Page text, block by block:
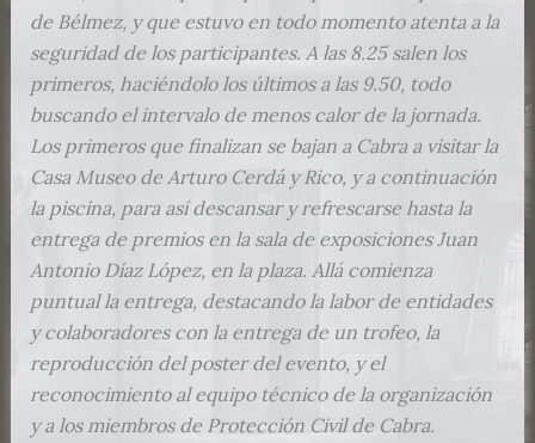
de Bélmez, y que estuvo en todo momento atenta a la
seguridad de los participantes. A las 8.25 salen los
primeros, haciéndolo los últimos a las 9.50, todo
buscando el intervalo de menos calor de la jornada.
Los primeros que finalizan se bajan a Cabra a visitar la
Casa Museo de Arturo Cerdá y Rico, y a continuación
la piscina, para así descansar y refrescarse hasta la
entrega de premios en la sala de exposiciones Juan
Antonio Díaz López, en la plaza. Allá comienza
puntual la entrega, destacando la labor de entidades
y colaboradores con la entrega de un trofeo, la
reproducción del poster del evento, y el
reconocimiento al equipo técnico de la organización
y a los miembros de Protección Civil de Cabra.